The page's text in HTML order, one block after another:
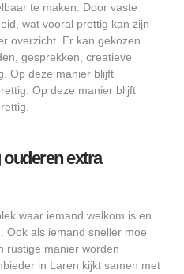
te maken. Door vaste
wat vooral prettig kan zijn
overzicht. Er kan gekozen
gesprekken, creatieve
Op deze manier blijft
Op deze manier blijft
extra
waar iemand welkom is en
Ook als iemand sneller moe
rustige manier worden
in Laren kijkt samen met